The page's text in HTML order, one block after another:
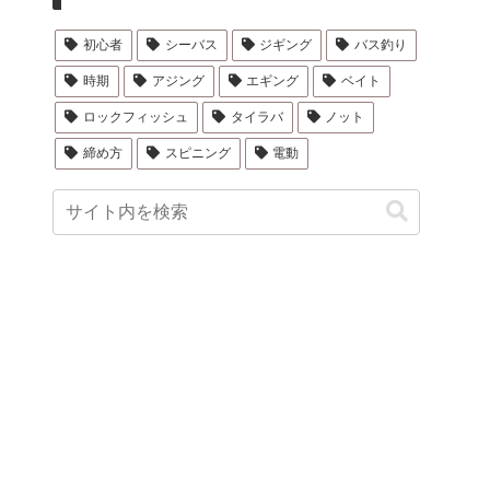
初心者 シーバス ジギング バス釣り
時期 アジング エギング ベイト
ロックフィッシュ タイラバ ノット
締め方 スピニング 電動